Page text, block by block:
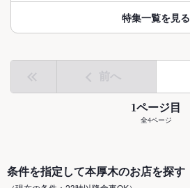
特集一覧を見る
前へ
1ページ目
全4ページ
条件を指定して本厚木のお店を探す